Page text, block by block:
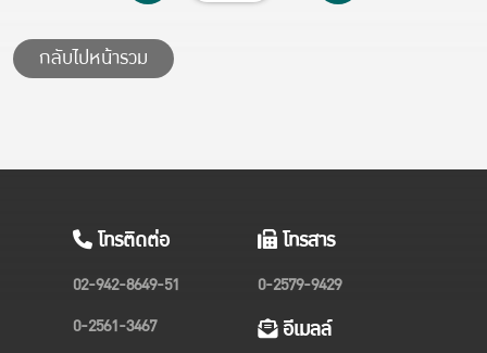
กลับไปหน้ารวม
โทรติดต่อ
02-942-8649-51
0-2561-3467
โทรสาร
0-2579-9429
อีเมลล์